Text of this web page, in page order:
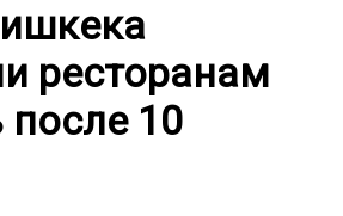
ресторанам
после 10